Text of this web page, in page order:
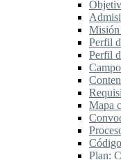
Perfil
Perfil
Mapa
Plan: